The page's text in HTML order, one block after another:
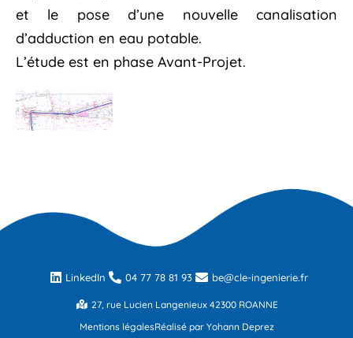
et le pose d’une nouvelle canalisation
d’adduction en eau potable.
L’étude est en phase Avant-Projet.
Mentions légalesRéalisé par Yohann Deprez
LinkedIn 04 77 78 81 93 be@cle-ingenierie.fr
27, rue Lucien Langenieux 42300 ROANNE